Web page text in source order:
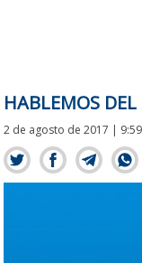
HABLEMOS
2 de agosto de 2017 |